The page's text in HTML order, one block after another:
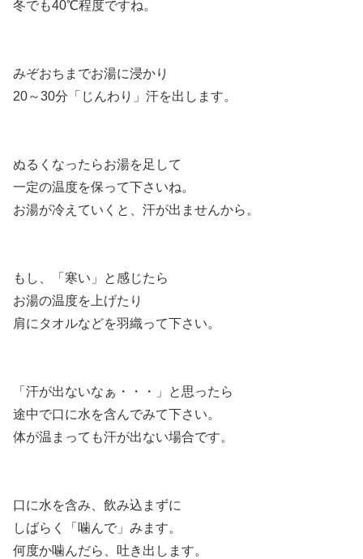
冬でも40℃程度ですね。
みぞおちまでお湯に浸かり
20～30分「じんわり」汗を出します。
ぬるくなったらお湯を足して
一定の温度を保って下さいね。
お湯が冷えていくと、汗が出ませんから。
もし、「寒い」と感じたら
お湯の温度を上げたり
肩にタオルなどを羽織って下さい。
「汗が出ないなぁ・・・」と思ったら
途中で口に水を含んでみて下さい。
体が温まっても汗が出ない場合です。
口に水を含み、飲み込まずに
しばらく「噛んで」みます。
何度か噛んだら、吐き出します。